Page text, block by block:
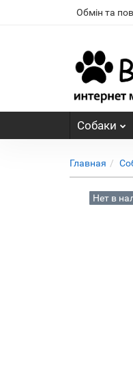
Обмін та
Собаки
Главная
Нет в